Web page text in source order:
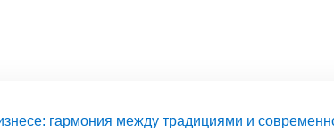
гармония между традициями и